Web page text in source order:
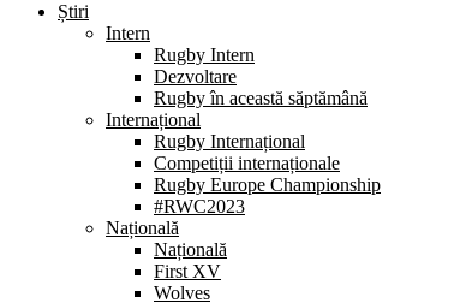
Știri
Intern
Rugby Intern
Dezvoltare
Rugby în această săptămână
Internațional
Rugby Internațional
Competiții internaționale
Rugby Europe Championship
#RWC2023
Națională
Națională
First XV
Wolves